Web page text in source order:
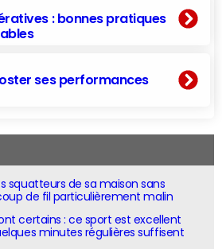
: bonnes pratiques
ses performances
squatteurs de sa maison sans
de fil particulièrement malin
certains : ce sport est excellent
minutes régulières suffisent